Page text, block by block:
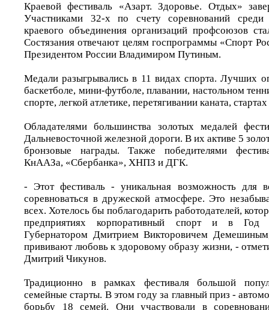
Краевой фестиваль «Азарт. Здоровье. Отдых»
Участниками 32-х по счету соревнований среди
краевого объединения организаций профсоюзов
Состязания отвечают целям госпрограммы «Спорт
Президентом России Владимиром Путиным.
Медали разыгрывались в 11 видах спорта. Лучших
баскетболе, мини-футболе, плавании, настольном
спорте, легкой атлетике, перетягивании каната,
Обладателями большинства золотых медалей
Дальневосточной железной дороги. В их активе 5
бронзовые награды. Также победителями
КнААЗа, «Сбербанка», ХНПЗ и ДГК.
- Этот фестиваль - уникальная возможность для
соревноваться в дружеской атмосфере. Это
всех. Хотелось бы поблагодарить работодателей,
предприятиях корпоративный спорт и в Год
Губернатором Дмитрием Викторовичем
прививают любовь к здоровому образу жизни, -
Дмитрий Чикунов.
Традиционно в рамках фестиваля большой
семейные старты. В этом году за главный приз -
борьбу 18 семей. Они участвовали в